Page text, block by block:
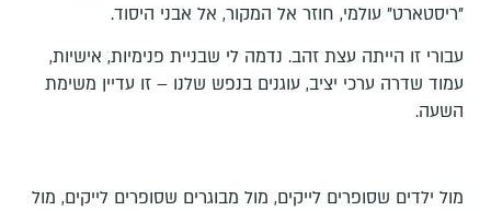
"ריסטארט" עולמי, חוזר אל המקור, אל אבני היסוד.
עבורי זו הייתה עצת זהב. נדמה לי שבניית פנימיות, אישיות,
עמוד שדרה ערכי יציב, עוגנים בנפש שלנו – זו עדיין משימת
השעה.
מול ילדים שסופרים לייקים, מול מבוגרים שסופרים לייקים, מול